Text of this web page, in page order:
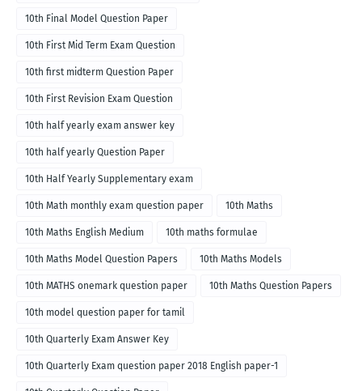
10th Final Model Question Paper
10th First Mid Term Exam Question
10th first midterm Question Paper
10th First Revision Exam Question
10th half yearly exam answer key
10th half yearly Question Paper
10th Half Yearly Supplementary exam
10th Math monthly exam question paper 10th Maths
10th Maths English Medium 10th maths formulae
10th Maths Model Question Papers 10th Maths Models
10th MATHS onemark question paper 10th Maths Question Papers
10th model question paper for tamil
10th Quarterly Exam Answer Key
10th Quarterly Exam question paper 2018 English paper-1